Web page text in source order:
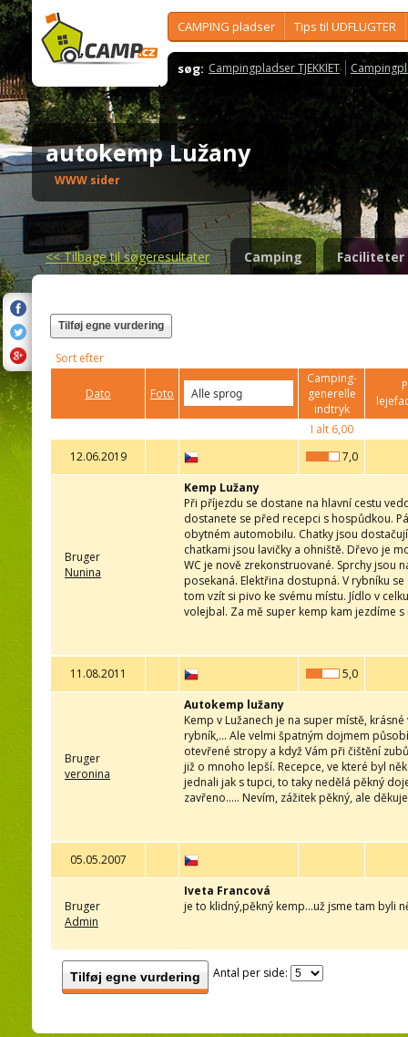
CAMPING pladser Tips til UDFLUGTER
søg: Campingpladser TJEKKIET
autokemp Lužany
WWW sider
<<Tilbage til søgeresultater Camping Faciliteter
Tilføj egne vurdering
Sort efter
Dato Foto
Camping-
generelle
indtryk
I alt6,00
12.06.2019
7,0
Bruger
Nunina
Kemp Lužany
Při příjezdu se dostane na hlavní cestu
dostanete se před recepci s hospůdkou.
obytném automobilu. Chatky jsou
chatkami jsou lavičky a ohniště. Dřevo je
WC je nově zrekonstruované. Sprchy jsou
posekaná. Elektřina dostupná. V rybníku
tom vzít si pivo ke svému místu. Jídlo v
volejbal. Za mě super kemp kam jezdíme
11.08.2011 5,0
Bruger
veronina
Autokemp lužany
Kemp v Lužanech je na super místě,
rybník,... Ale velmi špatným dojmem
otevřené stropy a když Vám při čištění
již o mnoho lepší. Recepce, ve které byl
jednali jak s tupci, to taky nedělá pěkný
zavřeno..... Nevím, zážitek pěkný, ale
05.05.2007
Bruger
Admin
Iveta Francová
je to klidný,pěkný kemp...už jsme tam byli
Tilføj egne vurdering Antal per side: